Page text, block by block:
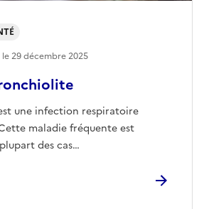
une infection respiratoire
maladie fréquente est
des cas…
le29 décembre 2025